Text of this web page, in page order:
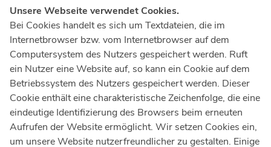
Notruf112
Ärztlicher Notdienst116 117
Giftnotrufzentrale
Tel: +49 22819240
Notfallzentrum Bonn
Kindernotfallzentrum Bonn
Unsere Webseite verwendet Cookies.
Bei Cookies handelt es sich um Textdateien, die im
Internetbrowser bzw. vom Internetbrowser auf dem
Computersystem des Nutzers gespeichert werden. Ruft
ein Nutzer eine Website auf, so kann ein Cookie auf dem
Betriebssystem des Nutzers gespeichert werden. Dieser
Cookie enthält eine charakteristische Zeichenfolge, die eine
eindeutige Identifizierung des Browsers beim erneuten
Aufrufen der Website ermöglicht. Wir setzen Cookies ein,
um unsere Website nutzerfreundlicher zu gestalten. Einige